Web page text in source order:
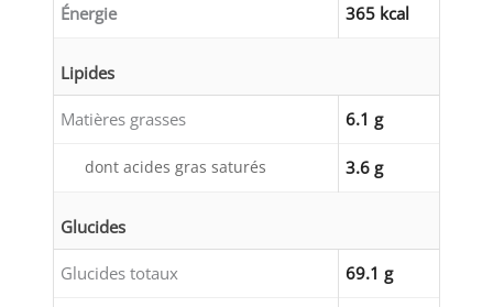
Énergie 365 kcal
Lipides
Matières grasses 6.1 g
dont acides gras saturés 3.6 g
Glucides
Glucides totaux 69.1 g